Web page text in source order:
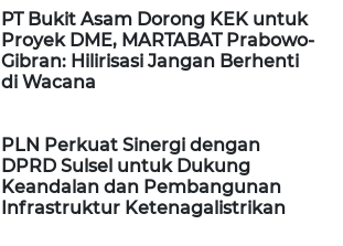
PT Bukit Asam Dorong KEK untuk
Proyek DME, MARTABAT Prabowo-
Gibran: Hilirisasi Jangan Berhenti
di Wacana
PLN Perkuat Sinergi dengan
DPRD Sulsel untuk Dukung
Keandalan dan Pembangunan
Infrastruktur Ketenagalistrikan